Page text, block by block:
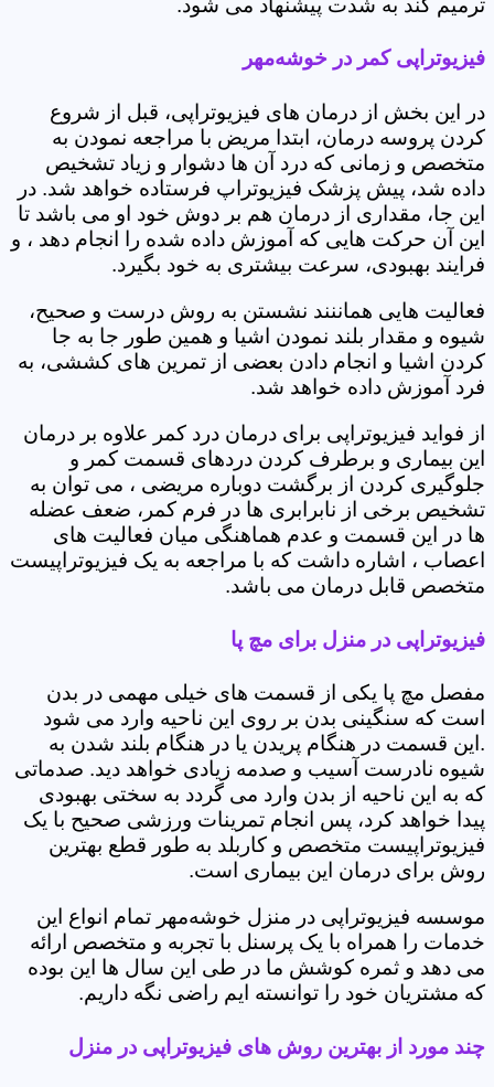
ترمیم کند به شدت پیشنهاد می شود.
فیزیوتراپی کمر در خوشه‌مهر
در این بخش از درمان های فیزیوتراپی، قبل از شروع
کردن پروسه درمان، ابتدا مریض با مراجعه نمودن به
متخصص و زمانی که درد آن ها دشوار و زیاد تشخیص
داده شد، پیش پزشک فیزیوتراپ فرستاده خواهد شد. در
این جا، مقداری از درمان هم بر دوش خود او می باشد تا
این آن حرکت هایی که آموزش داده شده را انجام دهد ، و
فرایند بهبودی، سرعت بیشتری به خود بگیرد.
فعالیت هایی هماننند نشستن به روش درست و صحیح،
شیوه و مقدار بلند نمودن اشیا و همین طور جا به جا
کردن اشیا و انجام دادن بعضی از تمرین های کششی، به
فرد آموزش داده خواهد شد.
از فواید فیزیوتراپی برای درمان درد کمر علاوه بر درمان
این بیماری و برطرف کردن دردهای قسمت کمر و
جلوگیری کردن از برگشت دوباره مریضی ، می توان به
تشخیص برخی از نابرابری ها در فرم کمر، ضعف عضله
ها در این قسمت و عدم هماهنگی میان فعالیت های
اعصاب ، اشاره داشت که با مراجعه به یک فیزیوتراپیست
متخصص قابل درمان می باشد.
فیزیوتراپی در منزل برای مچ پا
مفصل مچ پا یکی از قسمت های خیلی مهمی در بدن
است که سنگینی بدن بر روی این ناحیه وارد می شود
.این قسمت در هنگام پریدن یا در هنگام بلند شدن به
شیوه نادرست آسیب و صدمه زیادی خواهد دید. صدماتی
که به این ناحیه از بدن وارد می گردد به سختی بهبودی
پیدا خواهد کرد، پس انجام تمرینات ورزشی صحیح با یک
فیزیوتراپیست متخصص و کاربلد به طور قطع بهترین
روش برای درمان این بیماری است.
موسسه فیزیوتراپی در منزل خوشه‌مهر تمام انواع این
خدمات را همراه با یک پرسنل با تجربه و متخصص ارائه
می دهد و ثمره کوشش ما در طی این سال ها این بوده
که مشتریان خود را توانسته ایم راضی نگه داریم.
چند مورد از بهترین روش های فیزیوتراپی در منزل